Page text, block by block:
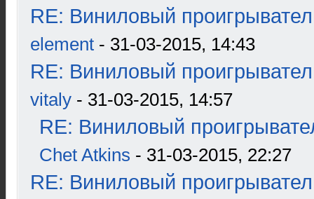
RE: Виниловый
element - 31-03-2015, 14:43
RE: Виниловый
vitaly - 31-03-2015, 14:57
RE: Виниловый
Chet Atkins - 31-03-2015, 22:27
RE: Виниловый